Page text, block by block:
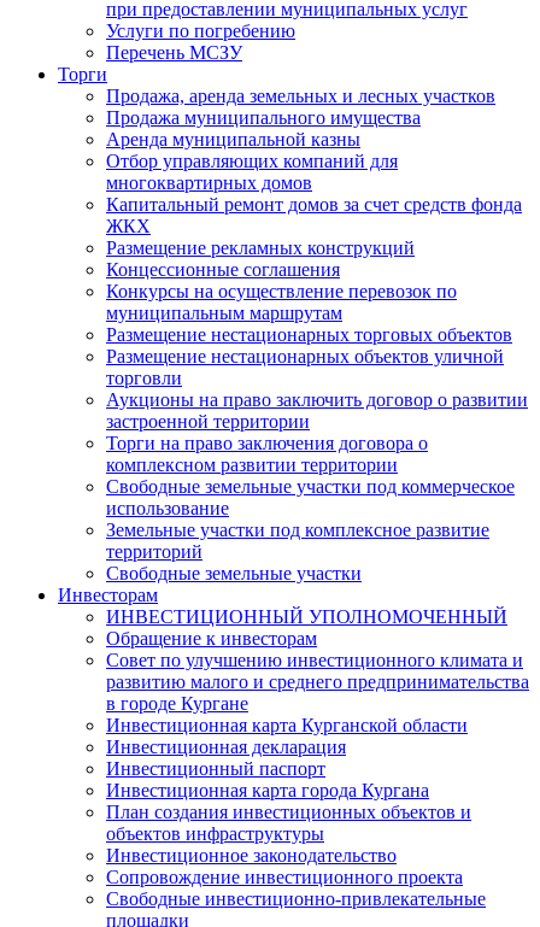
при предоставлении муниципальных услуг
Услуги по погребению
Перечень МСЗУ
Торги
Продажа, аренда земельных и лесных участков
Продажа муниципального имущества
Аренда муниципальной казны
Отбор управляющих компаний для
многоквартирных домов
Капитальный ремонт домов за счет средств фонда
ЖКХ
Размещение рекламных конструкций
Концессионные соглашения
Конкурсы на осуществление перевозок по
муниципальным маршрутам
Размещение нестационарных торговых объектов
Размещение нестационарных объектов уличной
торговли
Аукционы на право заключить договор о развитии
застроенной территории
Торги на право заключения договора о
комплексном развитии территории
Свободные земельные участки под коммерческое
использование
Земельные участки под комплексное развитие
территорий
Свободные земельные участки
Инвесторам
ИНВЕСТИЦИОННЫЙ УПОЛНОМОЧЕННЫЙ
Обращение к инвесторам
Совет по улучшению инвестиционного климата и
развитию малого и среднего предпринимательства
в городе Кургане
Инвестиционная карта Курганской области
Инвестиционная декларация
Инвестиционный паспорт
Инвестиционная карта города Кургана
План создания инвестиционных объектов и
объектов инфраструктуры
Инвестиционное законодательство
Сопровождение инвестиционного проекта
Свободные инвестиционно-привлекательные
площадки